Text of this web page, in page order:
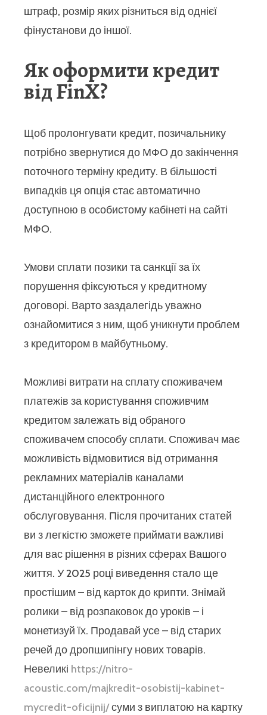
штраф, розмір яких різниться від однієї
фінустанови до іншої.
Як оформити кредит
від FinX?
Щоб пролонгувати кредит, позичальнику
потрібно звернутися до МФО до закінчення
поточного терміну кредиту. В більшості
випадків ця опція стає автоматично
доступною в особистому кабінеті на сайті
МФО.
Умови сплати позики та санкції за їх
порушення фіксуються у кредитному
договорі. Варто заздалегідь уважно
ознайомитися з ним, щоб уникнути проблем
з кредитором в майбутньому.
Можливі витрати на сплату споживачем
платежів за користування споживчим
кредитом залежать від обраного
споживачем способу сплати. Споживач має
можливість відмовитися від отримання
рекламних матеріалів каналами
дистанційного електронного
обслуговування. Після прочитаних статей
ви з легкістю зможете приймати важливі
для вас рішення в різних сферах Вашого
життя. У 2025 році виведення стало ще
простішим – від карток до крипти. Знімай
ролики – від розпаковок до уроків – і
монетизуй їх. Продавай усе – від старих
речей до дропшипінгу нових товарів.
Невеликі https://nitro-
acoustic.com/majkredit-osobistij-kabinet-
mycredit-oficijnij/суми з виплатою на картку